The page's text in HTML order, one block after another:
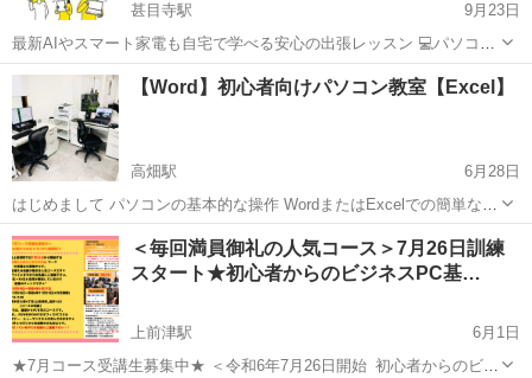
甚目寺駅
9月23日
最新AIやスマート家電も自宅で学べる安心の出張レッスン 💻パソコ
ン、📱スマホ、ネットのことで こんなお悩みはありませんか？ ・スマ
ホの操作を毎回家族に聞くのが気まずいと感じている ・大切な写真の
整理や保存方法...
愛知 あま市 甚目寺駅 Windows総合 デジタル
【Word】初心者向けパソコン教室【Excel】
高畑駅
6月28日
はじめまして パソコンの基本的な操作 WordまたはExcelでの簡単な資
料作成など これから始めてみたいという方向けのパソコン教室になり
ます。 こちらの教室内のパソコンを使用して 市販の教材をゆっくり一
緒...
愛知 名古屋市 高畑駅 Windows総合 キーボード
＜毎回満員御礼の人気コース＞7月26日訓練
スタート★初心者からのビジネスPC基…
上前津駅
6月1日
★7月コース受講生募集中★ ＜令和6年7月26日開始_初心者からのビジ